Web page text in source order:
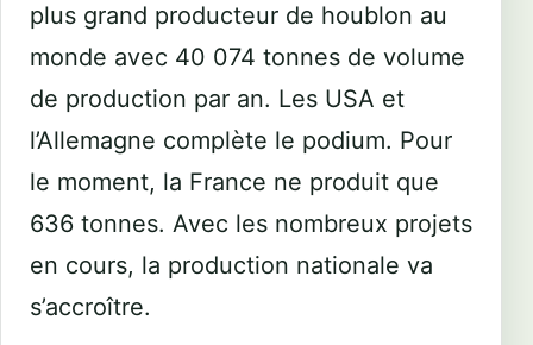
plus grand producteur de houblon au
monde avec 40 074 tonnes de volume
de production par an. Les USA et
l’Allemagne complète le podium. Pour
le moment, la France ne produit que
636 tonnes. Avec les nombreux projets
en cours, la production nationale va
s’accroître.